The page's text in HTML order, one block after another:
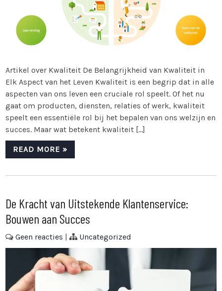
Artikel over Kwaliteit De Belangrijkheid van Kwaliteit in
Elk Aspect van het Leven Kwaliteit is een begrip dat in alle
aspecten van ons leven een cruciale rol speelt. Of het nu
gaat om producten, diensten, relaties of werk, kwaliteit
speelt een essentiële rol bij het bepalen van ons welzijn en
succes. Maar wat betekent kwaliteit […]
READ MORE »
De Kracht van Uitstekende Klantenservice:
Bouwen aan Succes
Geen reacties | Uncategorized